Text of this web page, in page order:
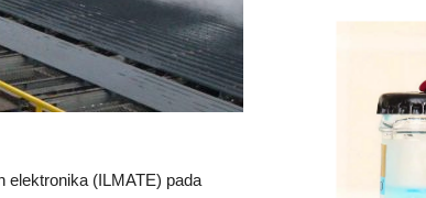
elektronika (ILMATE) pada